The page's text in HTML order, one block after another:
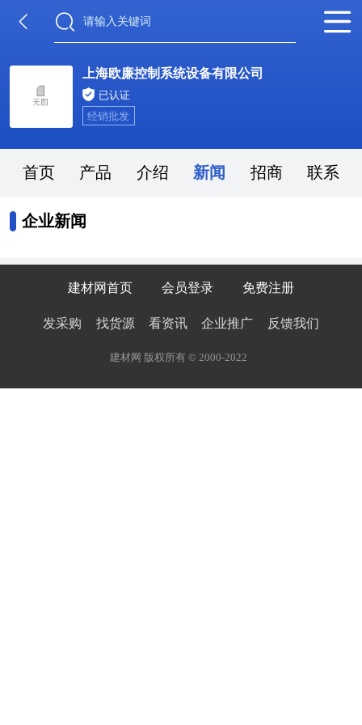
上海欧廉控制系统设备有限公司
已认证
经销批发
首页 产品 介绍 新闻 招商 联系
企业新闻
建材网首页 会员登录 免费注册
发采购 找货源 看资讯 企业推广 反馈我们
建材网 版权所有 © 2000-2022